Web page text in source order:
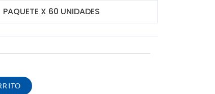
PAQUETE X 60 UNIDADES